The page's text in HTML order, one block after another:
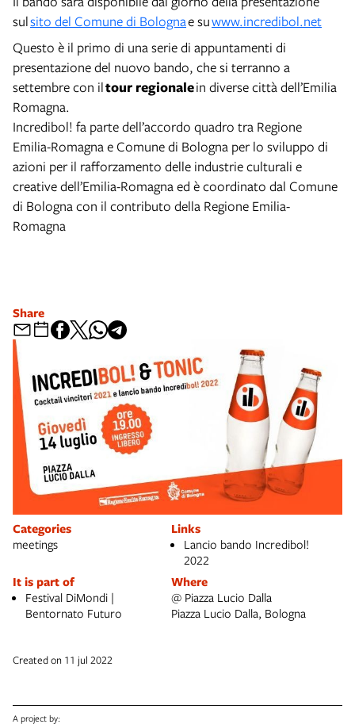
sulsito del Comune di Bolognae suwww.incredibol.net
Questo è il primo di una serie di appuntamenti di
presentazione del nuovo bando, che si terranno a
settembre con iltour regionalein diverse città dell’Emilia
Romagna.
Incredibol! fa parte dell’accordo quadro tra Regione
Emilia-Romagna e Comune di Bologna per lo sviluppo di
azioni per il rafforzamento delle industrie culturali e
creative dell’Emilia-Romagna ed è coordinato dal Comune
di Bologna con il contributo della Regione Emilia-
Romagna
Categories
meetings
Links
Lancio bando Incredibol!
2022
It is part of
Festival DiMondi |
Bentornato Futuro
Where
@ Piazza Lucio Dalla
Piazza Lucio Dalla, Bologna
Share
Created on 11 jul 2022
A project by: